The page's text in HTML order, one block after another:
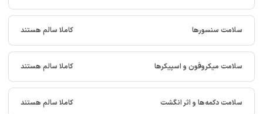
سلامت سنسورها کاملا سالم هستند
سلامت میکروفون و اسپیکرها کاملا سالم هستند
سلامت دکمه‌ها و اثر انگشت کاملا سالم هستند